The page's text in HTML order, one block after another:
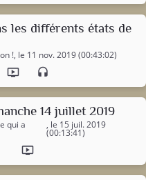
les différents états de
!, le 11 nov. 2019 (00:43:02)
ondemand_video headset
14 juillet 2019
qui a , le 15 juil. 2019
(00:13:41)
ondemand_video